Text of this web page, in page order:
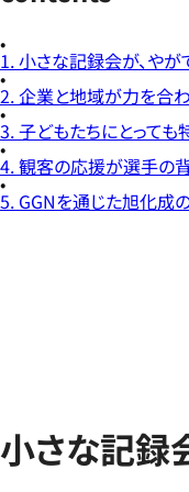
1. 小さな記録会が、や
2. 企業と地域が力を合
3. 子どもたちにとっても
4. 観客の応援が選手の
5. GGNを通じた旭化成
小さな記録